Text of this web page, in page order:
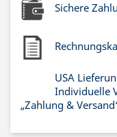
Sichere
USA
Individuelle
„Zahlung &